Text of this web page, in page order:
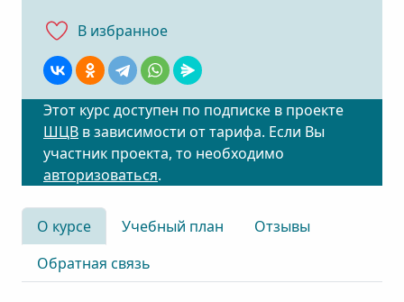
В избранноe
Этот курс доступен по подписке в проекте
ШЦВ в зависимости от тарифа. Если Вы
участник проекта, то необходимо
авторизоваться.
О курсе Учебный план
Отзывы
Обратная связь